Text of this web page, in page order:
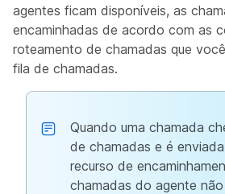
agentes ficam disponíveis, as
encaminhadas de acordo com as
roteamento de chamadas que
fila de chamadas.
Quando uma chamada
de chamadas e é
recurso de
chamadas do agente